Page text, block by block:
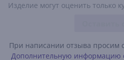
Изделие могут оценить только
При написании отзыва просим
Дополнительную информацию